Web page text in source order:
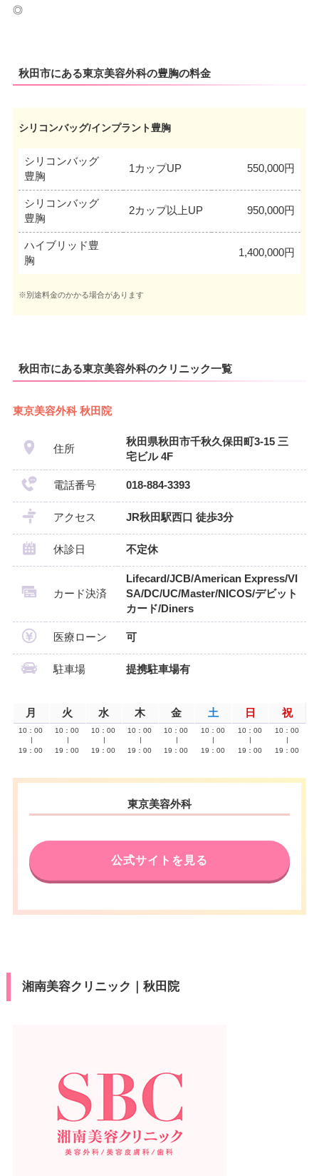
◎
秋田市にある東京美容外科の豊胸の料金
シリコンバッグ/インプラント豊胸
シリコンバッグ
豊胸
1カップUP 550,000円
シリコンバッグ
豊胸
2カップ以上UP 950,000円
ハイブリッド豊
胸
1,400,000円
※別途料金のかかる場合があります
秋田市にある東京美容外科のクリニック一覧
東京美容外科 秋田院
住所
秋田県秋田市千秋久保田町3-15 三
宅ビル 4F
電話番号 018-884-3393
アクセス JR秋田駅西口 徒歩3分
休診日 不定休
カード決済
Lifecard/JCB/American Express/VI
SA/DC/UC/Master/NICOS/デビット
カード/Diners
医療ローン 可
駐車場 提携駐車場有
月 火 水 木 金 土 日 祝
10：00
19：00
10：00
19：00
10：00
19：00
10：00
19：00
10：00
19：00
10：00
19：00
10：00
19：00
10：00
19：00
東京美容外科
公式サイトを見る
湘南美容クリニック｜秋田院